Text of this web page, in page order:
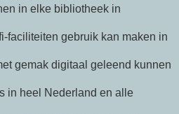
in elke bibliotheek in
faciliteiten gebruik kan maken in
gemak digitaal geleend kunnen
in heel Nederland en alle